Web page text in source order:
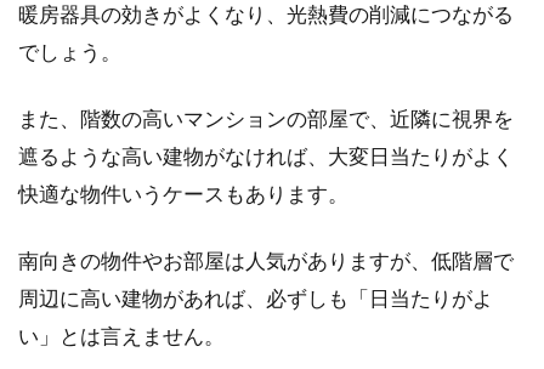
暖房器具の効きがよくなり、光熱費の削減につながる
でしょう。
また、階数の高いマンションの部屋で、近隣に視界を
遮るような高い建物がなければ、大変日当たりがよく
快適な物件いうケースもあります。
南向きの物件やお部屋は人気がありますが、低階層で
周辺に高い建物があれば、必ずしも「日当たりがよ
い」とは言えません。